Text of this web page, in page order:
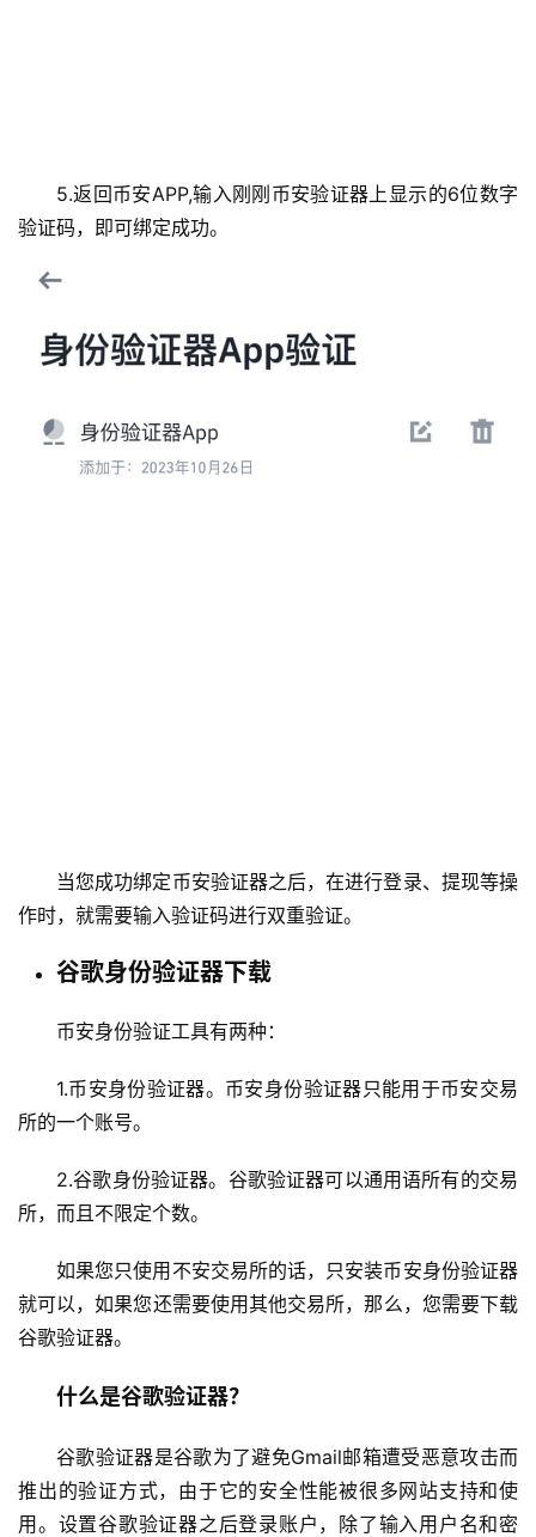
5.返回币安APP,输入刚刚币安验证器上显示的6位数字
验证码，即可绑定成功。
当您成功绑定币安验证器之后，在进行登录、提现等操
作时，就需要输入验证码进行双重验证。
谷歌身份验证器下载
币安身份验证工具有两种：
1.币安身份验证器。币安身份验证器只能用于币安交易
所的一个账号。
2.谷歌身份验证器。谷歌验证器可以通用语所有的交易
所，而且不限定个数。
如果您只使用不安交易所的话，只安装币安身份验证器
就可以，如果您还需要使用其他交易所，那么，您需要下载
谷歌验证器。
什么是谷歌验证器？
谷歌验证器是谷歌为了避免Gmail邮箱遭受恶意攻击而
推出的验证方式，由于它的安全性能被很多网站支持和使
用。设置谷歌验证器之后登录账户，除了输入用户名和密